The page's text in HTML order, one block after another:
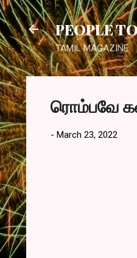
PEOPLE
TAMIL MAGAZINE
ரொம்பவே
- March 23, 2022